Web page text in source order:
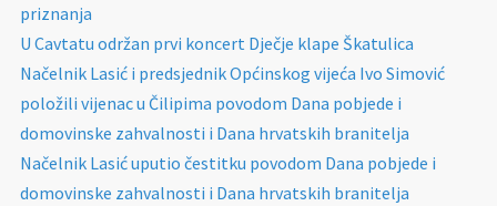
priznanja
U Cavtatu održan prvi koncert Dječje klape Škatulica
Načelnik Lasić i predsjednik Općinskog vijeća Ivo Simović
položili vijenac u Čilipima povodom Dana pobjede i
domovinske zahvalnosti i Dana hrvatskih branitelja
Načelnik Lasić uputio čestitku povodom Dana pobjede i
domovinske zahvalnosti i Dana hrvatskih branitelja